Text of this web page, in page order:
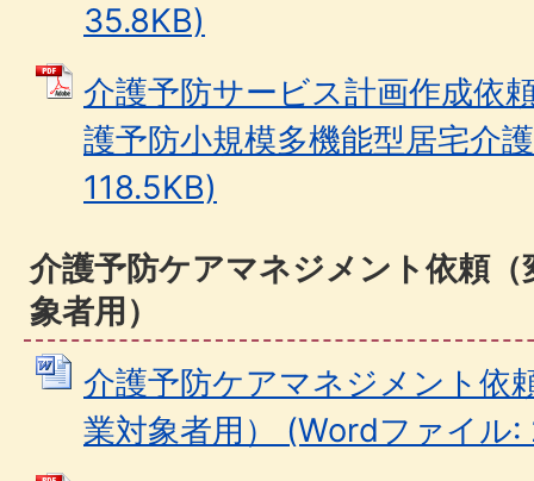
35.8KB)
介護予防サービス計画作成依
護予防小規模多機能型居宅介
118.5KB)
介護予防ケアマネジメント依頼（
象者用）
介護予防ケアマネジメント依
業対象者用） (Wordファイル: